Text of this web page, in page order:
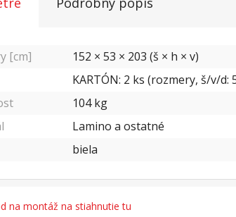
[cm]
152 × 53 × 203 (š × h × v)
KARTÓN: 2 ks (rozmery, š/v/d:
104kg
Lamino a ostatné
biela
na montáž na stiahnutie tu